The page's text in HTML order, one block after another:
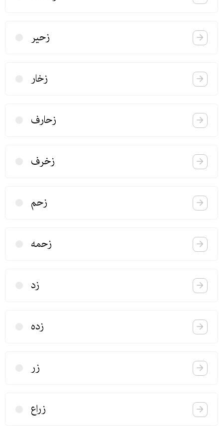
زحیر
زخار
زحارف
زخرف
زحم
زحمه
زد
زده
زر
زراع